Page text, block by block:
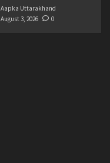
Aapka Uttarakhand
August 3, 2026
0